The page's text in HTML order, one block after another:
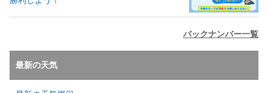
バックナンバー一覧
最新の天気